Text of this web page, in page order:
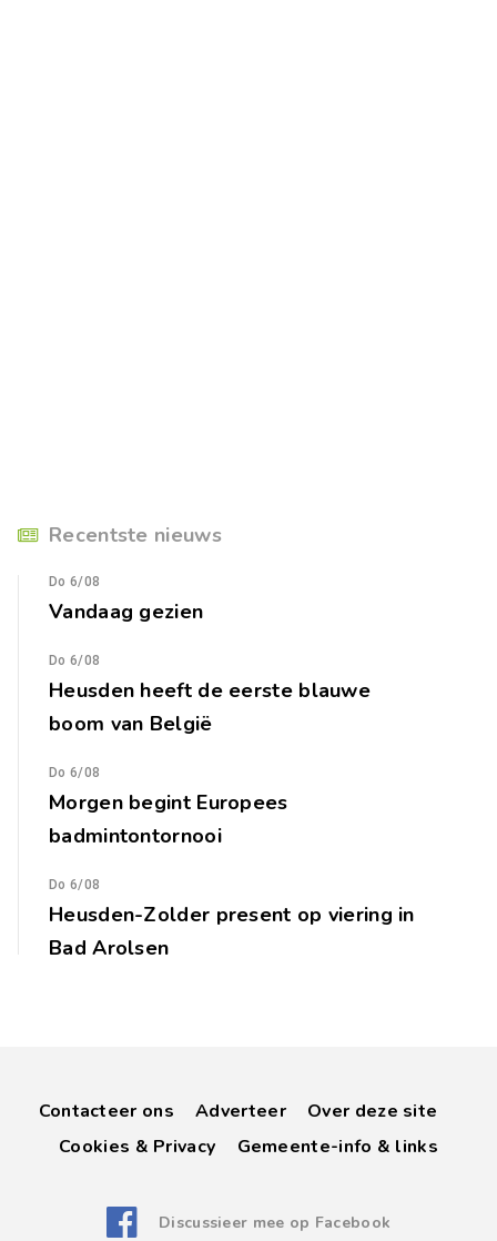
Recentste nieuws
Do 6/08
Vandaag gezien
Do 6/08
Heusden heeft de eerste blauwe
boom van België
Do 6/08
Morgen begint Europees
badmintontornooi
Do 6/08
Heusden-Zolder present op viering in
Bad Arolsen
Contacteer ons Adverteer
Over deze site
Cookies & Privacy
Gemeente-info & links
Discussieer mee op Facebook